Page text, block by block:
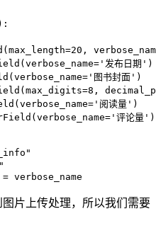
:
( max_length=20 ,
( verbose_name= '发布日期' )
( verbose_name= '图书封面' )
( max_digits=8 ,
( verbose_name= '阅读量' )
( verbose_name= '评论量' )
= verbose_name
片上传处理，所以我们需要